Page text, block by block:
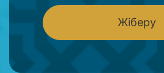
о
н
Жіберу